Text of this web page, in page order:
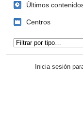
Últimos
Centros
Inicia sesión